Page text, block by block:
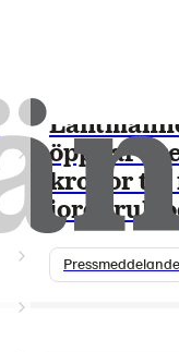
öppnar
kronor till
jordbruk
Pressmeddelande